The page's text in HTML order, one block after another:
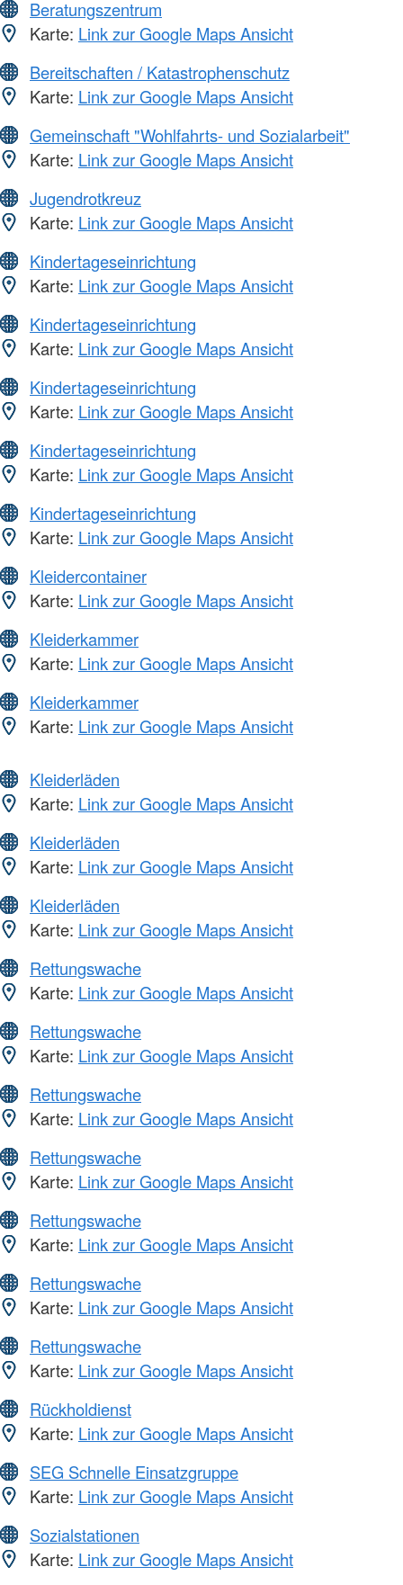
Beratungszentrum
Karte: Link zur Google Maps Ansicht
Bereitschaften / Katastrophenschutz
Karte: Link zur Google Maps Ansicht
Gemeinschaft "Wohlfahrts- und Sozialarbeit"
Karte: Link zur Google Maps Ansicht
Jugendrotkreuz
Karte: Link zur Google Maps Ansicht
Kindertageseinrichtung
Karte: Link zur Google Maps Ansicht
Kindertageseinrichtung
Karte: Link zur Google Maps Ansicht
Kindertageseinrichtung
Karte: Link zur Google Maps Ansicht
Kindertageseinrichtung
Karte: Link zur Google Maps Ansicht
Kindertageseinrichtung
Karte: Link zur Google Maps Ansicht
Kleidercontainer
Karte: Link zur Google Maps Ansicht
Kleiderkammer
Karte: Link zur Google Maps Ansicht
Kleiderkammer
Karte: Link zur Google Maps Ansicht
Kleiderläden
Karte: Link zur Google Maps Ansicht
Kleiderläden
Karte: Link zur Google Maps Ansicht
Kleiderläden
Karte: Link zur Google Maps Ansicht
Rettungswache
Karte: Link zur Google Maps Ansicht
Rettungswache
Karte: Link zur Google Maps Ansicht
Rettungswache
Karte: Link zur Google Maps Ansicht
Rettungswache
Karte: Link zur Google Maps Ansicht
Rettungswache
Karte: Link zur Google Maps Ansicht
Rettungswache
Karte: Link zur Google Maps Ansicht
Rettungswache
Karte: Link zur Google Maps Ansicht
Rückholdienst
Karte: Link zur Google Maps Ansicht
SEG Schnelle Einsatzgruppe
Karte: Link zur Google Maps Ansicht
Sozialstationen
Karte: Link zur Google Maps Ansicht